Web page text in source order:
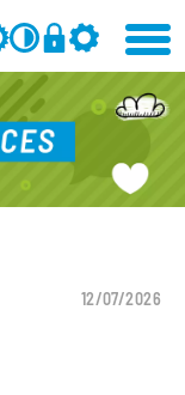
12/07/2026